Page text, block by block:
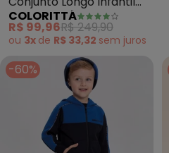
Conjunto Longo Infantil
Menino Estampado
(Preto)
COLORITTÁ
R$ 99,96R$ 249,90
ou 3x de R$ 33,32 semjuros
-60%